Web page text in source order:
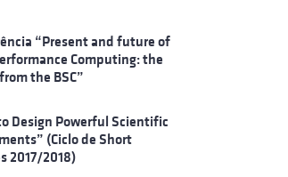
“Present and future of
Computing: the
the BSC”
Design Powerful Scientific
(Ciclo de Short
2017/2018)